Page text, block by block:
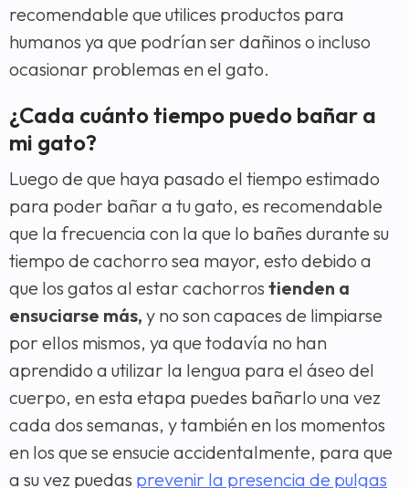
recomendable que utilices productos para
humanos ya que podrían ser dañinos o incluso
ocasionar problemas en el gato.
¿Cada cuánto tiempo puedo bañar a
mi gato?
Luego de que haya pasado el tiempo estimado
para poder bañar a tu gato, es recomendable
que la frecuencia con la que lo bañes durante su
tiempo de cachorro sea mayor, esto debido a
que los gatos al estar cachorros tienden a
ensuciarse más, y no son capaces de limpiarse
por ellos mismos, ya que todavía no han
aprendido a utilizar la lengua para el áseo del
cuerpo, en esta etapa puedes bañarlo una vez
cada dos semanas, y también en los momentos
en los que se ensucie accidentalmente, para que
a su vez puedas prevenir la presencia de pulgas